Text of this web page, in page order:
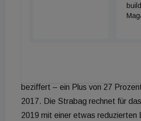
Zinsen und Steuern (EBIT) und
Konzernergebnis. Mit einer
beziffert – ein Plus von 27
2017. Die Strabag rechnet für
2019 mit einer etwas reduzierten